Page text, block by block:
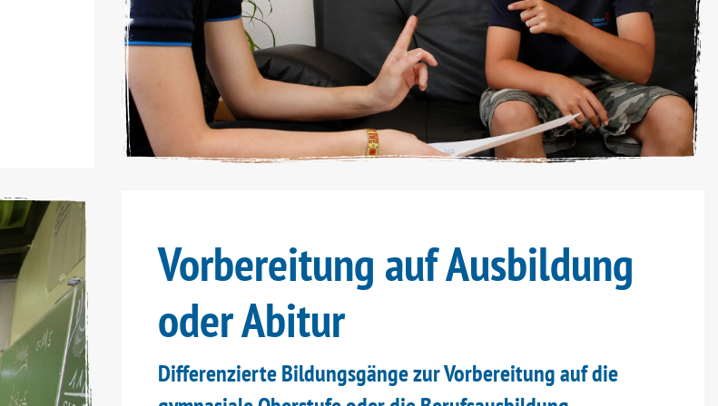
Vorbereitung auf Ausbildung
oder Abitur
Differenzierte Bildungsgänge zur Vorbereitung auf die